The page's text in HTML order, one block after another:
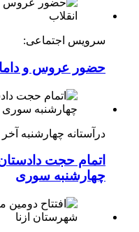
سرویس اجتماعی:
حضور عروس و داماد
درآستانه چهارشنبه
اتمام حجت
چهارشنبه ‌سوری